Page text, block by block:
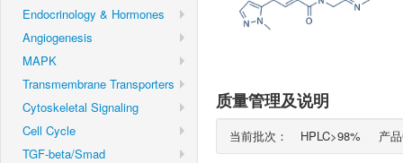
Endocrinology & Hormones
Angiogenesis
MAPK
Transmembrane Transporters
Cytoskeletal Signaling
Cell Cycle
TGF-beta/Smad
质量管理及说明
当前批次： HPLC>98% 产品